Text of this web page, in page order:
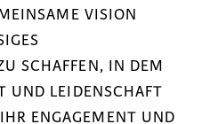
VISION
SCHAFFEN, IN DEM
UND LEIDENSCHAFT
ENGAGEMENT UND